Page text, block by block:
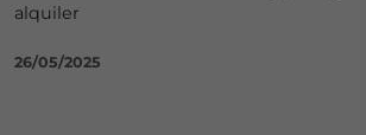
alquiler
26/05/2025